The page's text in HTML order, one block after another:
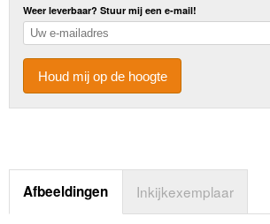
Weer leverbaar? Stuur mij een e-mail!
Houd mij op de hoogte
Afbeeldingen Inkijkexemplaar